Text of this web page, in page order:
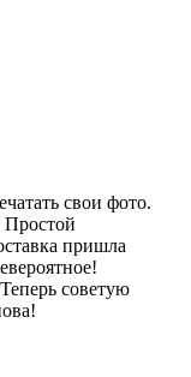
свои фото.
Простой
пришла
советую